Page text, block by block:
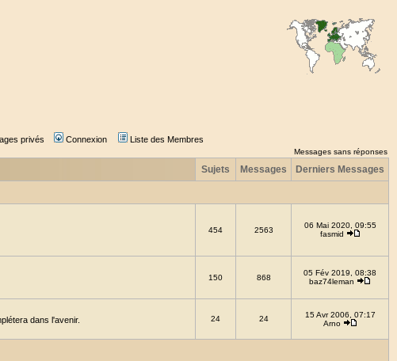
privés Connexion Liste des Membres
Messages sans réponses
Sujets Messages Derniers Messages
454 2563
06 Mai 2020, 09:55
fasmid
150 868
05 Fév 2019, 08:38
baz74leman
dans l'avenir. 24 24
15 Avr 2006, 07:17
Arno